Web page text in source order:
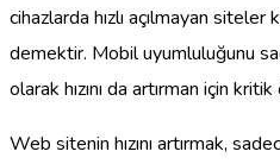
cihazlarda hızlı açılmayan siteler
demektir. Mobil uyumluluğunu
olarak hızını da artırman için
Web sitenin hızını artırmak,